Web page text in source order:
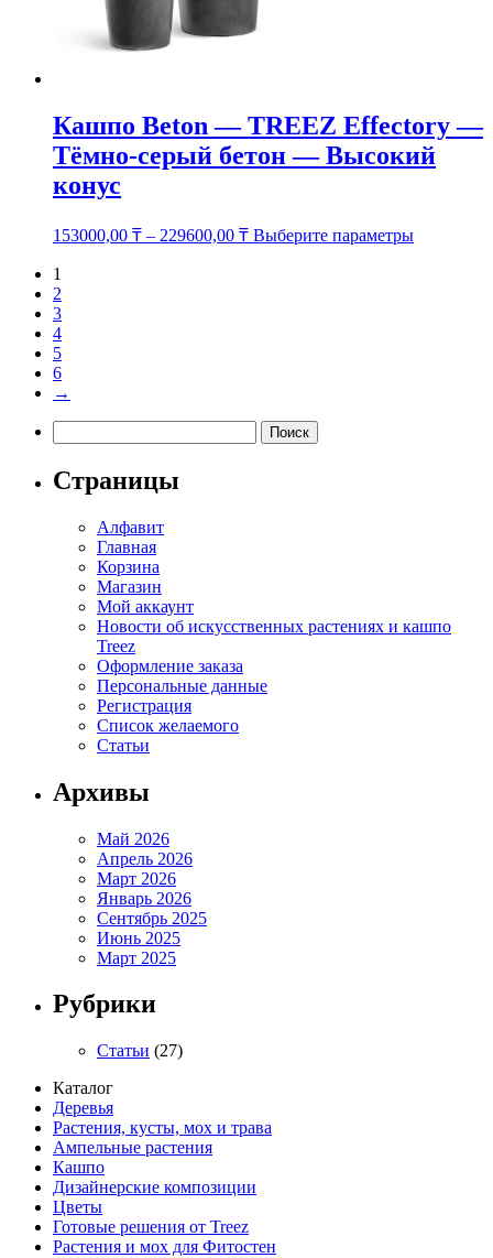
Кашпо Beton — TREEZ Effectory —
Тёмно-серый бетон — Высокий
конус
153000,00 ₸ – 229600,00 ₸ Выберите параметры
1
2
3
4
5
6
→
Страницы
Алфавит
Главная
Корзина
Магазин
Мой аккаунт
Новости об искусственных растениях и кашпо
Treez
Оформление заказа
Персональные данные
Регистрация
Список желаемого
Статьи
Архивы
Май 2026
Апрель 2026
Март 2026
Январь 2026
Сентябрь 2025
Июнь 2025
Март 2025
Рубрики
Статьи (27)
Каталог
Деревья
Растения, кусты, мох и трава
Ампельные растения
Кашпо
Дизайнерские композиции
Цветы
Готовые решения от Treez
Растения и мох для Фитостен